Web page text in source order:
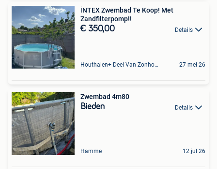
İNTEX Zwembad Te Koop! Met
Zandfilterpomp!!
€ 350,00 Details
Houthalen+ Deel Van Zonhoven En Zolder 27 mei 26
Zwembad 4m80
Bieden Details
Hamme 12 jul 26